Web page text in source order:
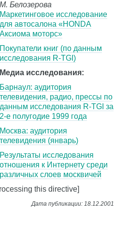
М. Белозерова
Маркетинговое исследование
для автосалона «HONDA
Аксиома моторс»
Покупатели книг (по данным
исследования R-TGI)
Медиа исследования:
Барнаул: аудитория
телевидения, радио, прессы по
данным исследования R-TGI за
2-е полугодие 1999 года
Москва: аудитория
телевидения (январь)
Результаты исследования
отношения к Интернету среди
различных слоев москвичей
this directive]